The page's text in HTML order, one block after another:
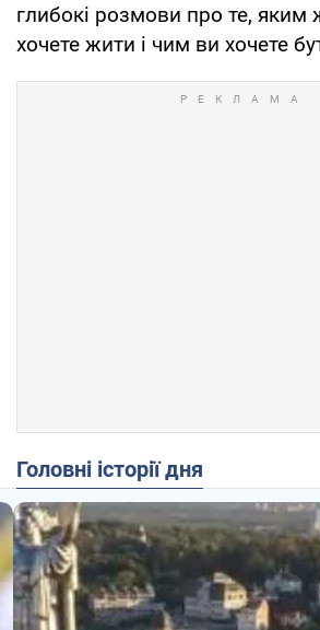
глибокі розмови про те, яким
хочете жити і чим ви хочете
Головні історії дня